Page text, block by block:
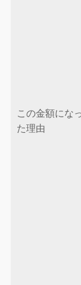
この金額にな
た理由